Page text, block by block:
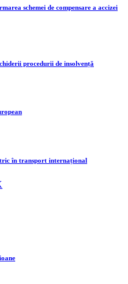
schemei de compensare a accizei
procedurii de insolvență
în transport internațional